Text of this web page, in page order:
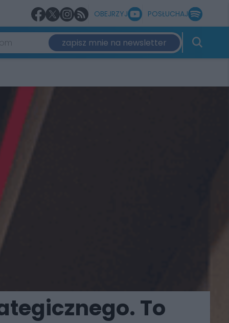
OBEJRZYJ POSŁUCHAJ
zapisz mnie na newsletter
To